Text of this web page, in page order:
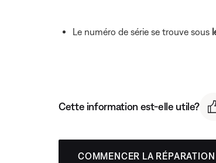
Le numéro de série se trouve sous
Cette information est-elle utile?
COMMENCER LA